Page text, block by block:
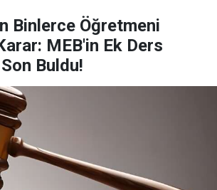
Binlerce Öğretmeni
MEB'in Ek Ders
Son Buldu!